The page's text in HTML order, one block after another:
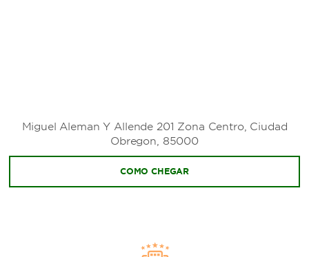
Miguel Aleman Y Allende 201 Zona Centro, Ciudad
Obregon, 85000
COMO CHEGAR